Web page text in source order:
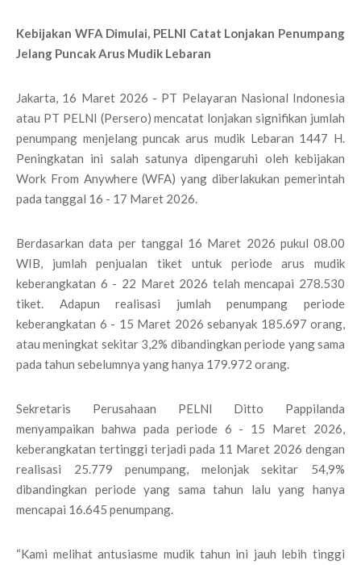
Kebijakan WFA Dimulai, PELNI Catat Lonjakan Penumpang
Jelang Puncak Arus Mudik Lebaran
Jakarta, 16 Maret 2026 - PT Pelayaran Nasional Indonesia
atau PT PELNI (Persero) mencatat lonjakan signifikan jumlah
penumpang menjelang puncak arus mudik Lebaran 1447 H.
Peningkatan ini salah satunya dipengaruhi oleh kebijakan
Work From Anywhere (WFA) yang diberlakukan pemerintah
pada tanggal 16 - 17 Maret 2026.
Berdasarkan data per tanggal 16 Maret 2026 pukul 08.00
WIB, jumlah penjualan tiket untuk periode arus mudik
keberangkatan 6 - 22 Maret 2026 telah mencapai 278.530
tiket. Adapun realisasi jumlah penumpang periode
keberangkatan 6 - 15 Maret 2026 sebanyak 185.697 orang,
atau meningkat sekitar 3,2% dibandingkan periode yang sama
pada tahun sebelumnya yang hanya 179.972 orang.
Sekretaris Perusahaan PELNI Ditto Pappilanda
menyampaikan bahwa pada periode 6 - 15 Maret 2026,
keberangkatan tertinggi terjadi pada 11 Maret 2026 dengan
realisasi 25.779 penumpang, melonjak sekitar 54,9%
dibandingkan periode yang sama tahun lalu yang hanya
mencapai 16.645 penumpang.
“Kami melihat antusiasme mudik tahun ini jauh lebih tinggi